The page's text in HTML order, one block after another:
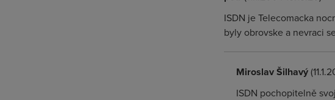
ISDN je Telecomacka
byly obrovske a nevraci
Miroslav Šilhavý
ISDN pochopitelně